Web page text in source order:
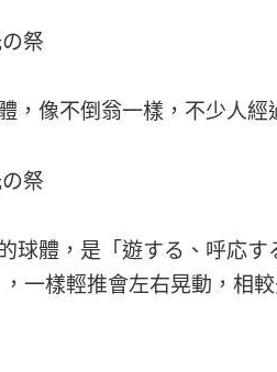
，像不倒翁一樣，不少人經
球體，是「遊する、呼応
一樣輕推會左右晃動，相